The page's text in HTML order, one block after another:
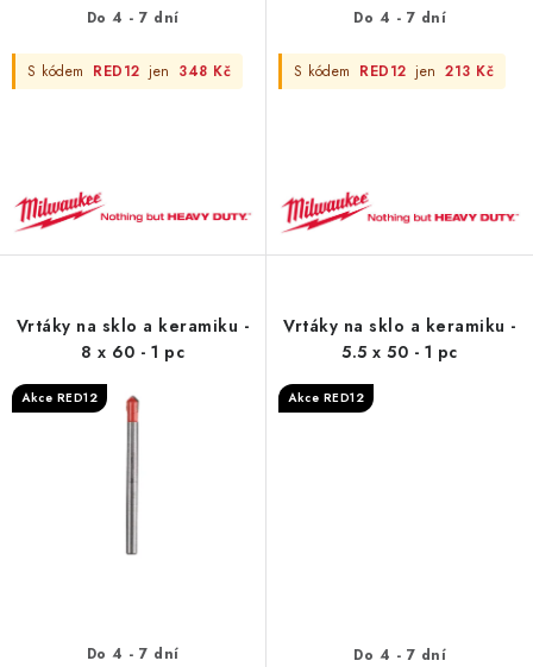
Do 4 - 7 dní
S kódem RED12 jen 348 Kč
Do 4 - 7 dní
S kódem RED12 jen 213 Kč
Vrtáky na sklo a keramiku -
8 x 60 - 1 pc
Akce RED12
Do 4 - 7 dní
Vrtáky na sklo a keramiku -
5.5 x 50 - 1 pc
Akce RED12
Do 4 - 7 dní